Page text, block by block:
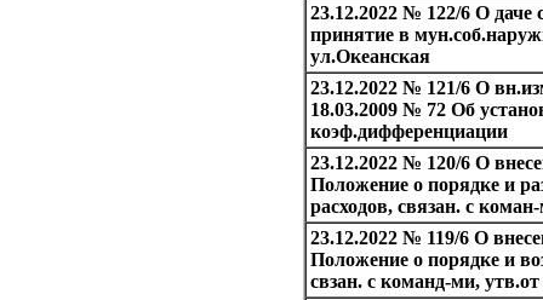
23.12.2022 № 122/6 О
принятие в
ул.Океанская
23.12.2022 № 121/6 О
18.03.2009 № 72 Об
коэф.дифференциации
23.12.2022 № 120/6 О
Положение о порядке и
расходов, связан. с
23.12.2022 № 119/6 О
Положение о порядке и
свзан. с команд-ми,